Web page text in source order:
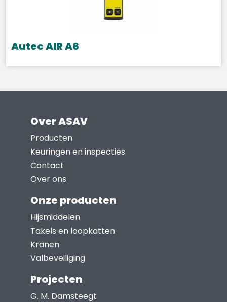
gekozen
op
Autec AIR A6
Over ASAV
Producten
Keuringen en inspecties
Contact
Over ons
Onze producten
Hijsmiddelen
Takels en loopkatten
Kranen
Valbeveiliging
Projecten
G. M. Damsteegt